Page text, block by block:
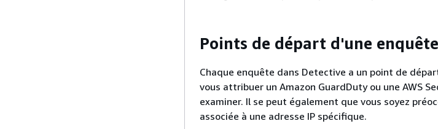
Points de départ d'une
Chaque enquête dans Detective a un point de
vous attribuer un Amazon GuardDuty ou une AWS
examiner. Il se peut également que vous soyez
associée à une adresse IP spécifique.